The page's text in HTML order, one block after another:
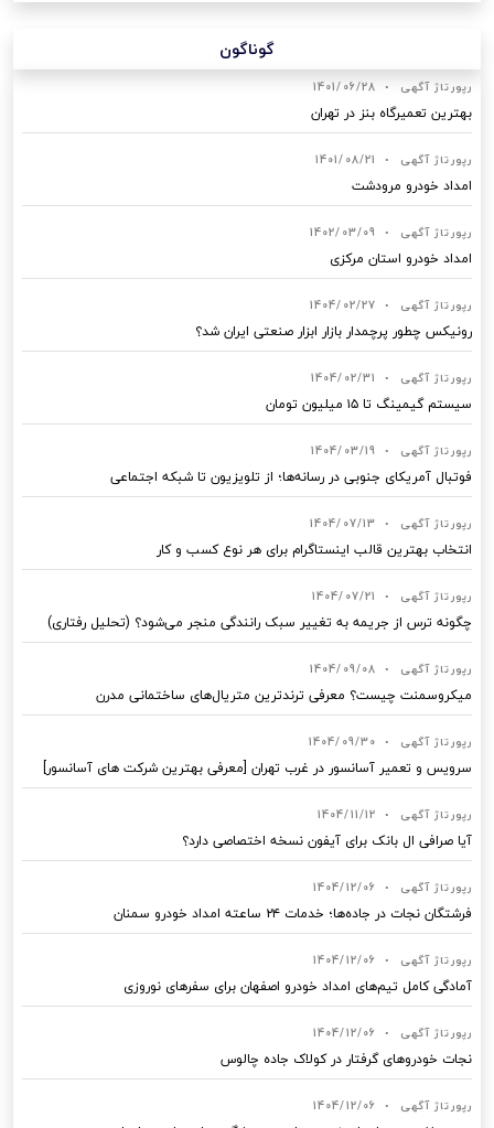
گوناگون
رپورتاژ آگهی •
1401/06/28
بهترین تعمیرگاه بنز در تهران
رپورتاژ آگهی •
1401/08/21
امداد خودرو مرودشت
رپورتاژ آگهی •
1402/03/09
امداد خودرو استان مرکزی
رپورتاژ آگهی •
1404/02/27
رونیکس چطور پرچمدار بازار ابزار صنعتی ایران شد؟
رپورتاژ آگهی •
1404/02/31
سیستم گیمینگ تا ۱۵ میلیون تومان
رپورتاژ آگهی •
1404/03/19
فوتبال آمریکای جنوبی در رسانه‌ها؛ از تلویزیون تا شبکه اجتماعی
رپورتاژ آگهی •
1404/07/13
انتخاب بهترین قالب‌ اینستاگرام برای هر نوع کسب‌ و کار
رپورتاژ آگهی •
1404/07/21
چگونه ترس از جریمه به تغییر سبک رانندگی منجر می‌شود؟ (تحلیل رفتاری)
رپورتاژ آگهی •
1404/09/08
میکروسمنت چیست؟ معرفی ترندترین متریال‌های ساختمانی مدرن
رپورتاژ آگهی •
1404/09/30
سرویس و تعمیر آسانسور در غرب تهران [معرفی بهترین شرکت های آسانسور]
رپورتاژ آگهی •
1404/11/12
آیا صرافی ال بانک برای آیفون نسخه اختصاصی دارد؟
رپورتاژ آگهی •
1404/12/06
فرشتگان نجات در جاده‌ها؛ خدمات ۲۴ ساعته امداد خودرو سمنان
رپورتاژ آگهی •
1404/12/06
آمادگی کامل تیم‌های امداد خودرو اصفهان برای سفرهای نوروزی
رپورتاژ آگهی •
1404/12/06
نجات خودروهای گرفتار در کولاک جاده چالوس
رپورتاژ آگهی •
1404/12/06